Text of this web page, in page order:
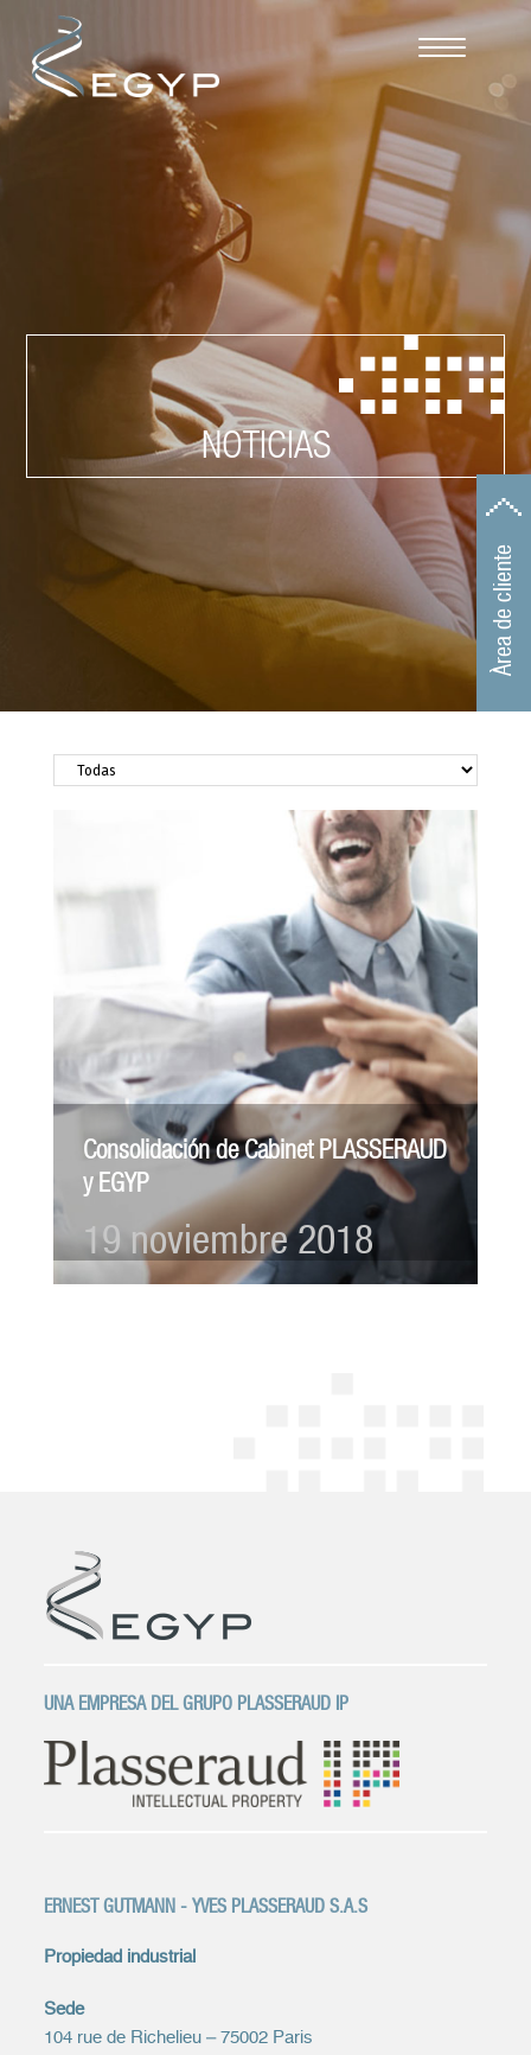
NOTICIAS
Àrea de cliente
Consolidación de Cabinet PLASSERAUD
y EGYP
19 noviembre 2018
UNA EMPRESA DEL GRUPO PLASSERAUD IP
ERNEST GUTMANN - YVES PLASSERAUD S.A.S
Propiedad industrial
Sede
104 rue de Richelieu – 75002 Paris
Cookies management panel